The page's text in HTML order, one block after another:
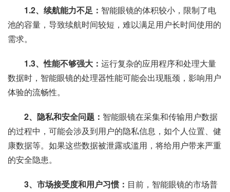
1.2、续航能力不足： 智能眼镜的体积较小，限制了电
池的容量，导致续航时间较短，难以满足用户长时间使用的
需求。
1.3、性能不够强大： 运行复杂的应用程序和处理大量
数据时，智能眼镜的处理器性能可能会出现瓶颈，影响用户
体验的流畅性。
2、隐私和安全问题： 智能眼镜在采集和传输用户数据
的过程中，可能会涉及到用户的隐私信息，如个人位置、健
康数据等。如果这些数据被泄露或滥用，将给用户带来严重
的安全隐患。
3、市场接受度和用户习惯： 目前，智能眼镜的市场普